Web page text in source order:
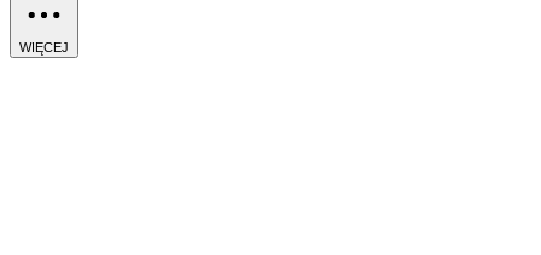
WIĘCEJ